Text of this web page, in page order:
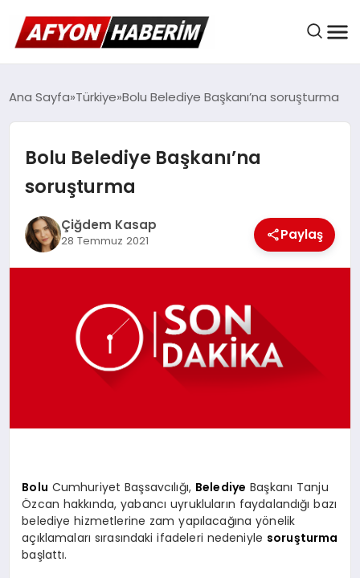
AFYON HABER
GÜNDEM
BELEDIYELER
SAĞLIK
Ana Sayfa Türkiye Bolu Belediye Başkanı’na soruşturma
Bolu Belediye Başkanı’na
soruşturma
Çiğdem Kasap
28 Temmuz 2021 Paylaş
Bolu Cumhuriyet Başsavcılığı, Belediye Başkanı Tanju
Özcan hakkında, yabancı uyrukluların faydalandığı bazı
belediye hizmetlerine zam yapılacağına yönelik
açıklamaları sırasındaki ifadeleri nedeniyle soruşturma
başlattı.